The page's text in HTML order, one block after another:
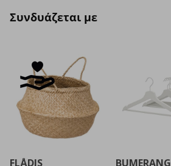
Συνδυάζεται με
FLÅDIS
BUMERANG